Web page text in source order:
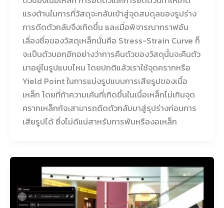
แรงต้านในการที่วัสดุจะกลับเข้าสู่จุดสมดุลของรูปร่าง
การดีดตัวกลับจึงเกิดขึ้น และเมื่อพิจารณากราฟอัน
เลื่องชื่อของวัสดุเหล็กนั่นคือ Stress-Strain Curve ก็
จะเป็นตัวบอกอีกอย่างว่าการคืนตัวของวัสดุนั้นจะคืนตัว
มาอยู่ในรูปแบบไหน โดยปกติแล้วเราใช้จุดครากหรือ
Yield Point ในการแบ่งรูปแบบการเสียรูปของเนื้อ
เหล็ก โดยที่ถ้าความเค้นที่เกิดขึ้นในเนื้อเหล็กไม่เกินจุด
ครากเหล็กก้จะสามารถดีดตัวกลับมาสู่รุปร่างก่อนการ
เสียรูปได้ ซึ่งไม่ดีแน่สาหรับการพับหรืองอเหล็ก